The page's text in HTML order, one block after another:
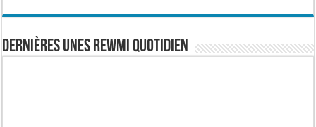
Dernières Unes Rewmi Quotidien